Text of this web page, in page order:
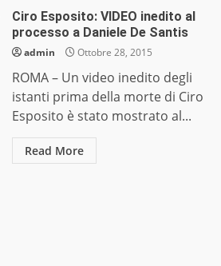
Ciro Esposito: VIDEO inedito al
processo a Daniele De Santis
admin Ottobre 28, 2015
ROMA – Un video inedito degli
istanti prima della morte di Ciro
Esposito è stato mostrato al...
Read More